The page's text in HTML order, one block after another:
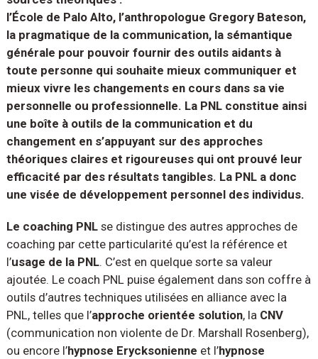
l’École de Palo Alto, l’anthropologue Gregory Bateson,
la pragmatique de la communication, la sémantique
générale pour pouvoir fournir des outils aidants à
toute personne qui souhaite mieux communiquer et
mieux vivre les changements en cours dans sa vie
personnelle ou professionnelle. La PNL constitue ainsi
une boîte à outils de la communication et du
changement en s’appuyant sur des approches
théoriques claires et rigoureuses qui ont prouvé leur
efficacité par des résultats tangibles. La PNL a donc
une visée de développement personnel des individus.
Le coaching PNLse distingue des autres approches de
coaching par cette particularité qu’est la référence et
l’usage de la PNL. C’est en quelque sorte sa valeur
ajoutée. Le coach PNL puise également dans son coffre à
outils d’autres techniques utilisées en alliance avec la
PNL, telles que l’approche orientée solution, la CNV
(communication non violente de Dr. Marshall Rosenberg),
ou encore l’hypnose Erycksonienne et l’hypnose